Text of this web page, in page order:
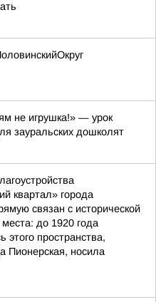
не игрушка!» — урок
зауральских дошколят
квартал» города
связан с исторической
до 1920 года
этого пространства,
Пионерская, носила